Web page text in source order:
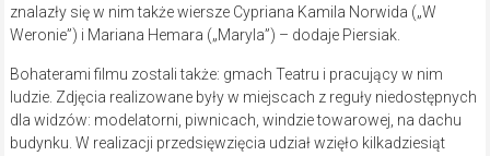
znalazły się w nim także wiersze Cypriana Kamila Norwida („W
Weronie”) i Mariana Hemara („Maryla”) – dodaje Piersiak.
Bohaterami filmu zostali także: gmach Teatru i pracujący w nim
ludzie. Zdjęcia realizowane były w miejscach z reguły niedostępnych
dla widzów: modelatorni, piwnicach, windzie towarowej, na dachu
budynku. W realizacji przedsięwzięcia udział wzięło kilkadziesiąt